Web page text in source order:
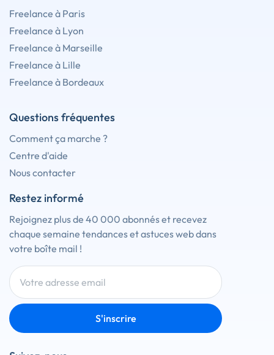
Freelance à Paris
Freelance à Lyon
Freelance à Marseille
Freelance à Lille
Freelance à Bordeaux
Questions fréquentes
Comment ça marche ?
Centre d'aide
Nous contacter
Restez informé
Rejoignez plus de 40 000 abonnés et recevez
chaque semaine tendances et astuces web dans
votre boîte mail !
S'inscrire